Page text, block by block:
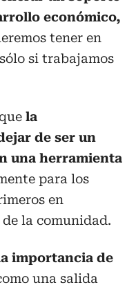
económico,
tener en
si trabajamos
la
de ser un
una herramienta
para los
en
la comunidad.
importancia de
una salida